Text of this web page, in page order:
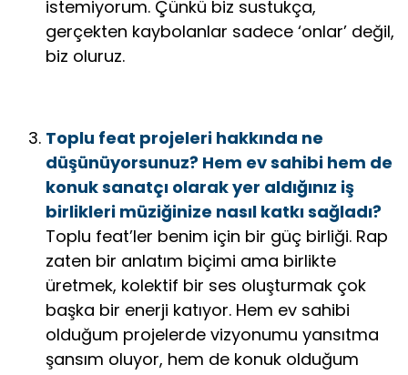
istemiyorum. Çünkü biz sustukça,
gerçekten kaybolanlar sadece ‘onlar’ değil,
biz oluruz.
Toplu feat projeleri hakkında ne
düşünüyorsunuz? Hem ev sahibi hem de
konuk sanatçı olarak yer aldığınız iş
birlikleri müziğinize nasıl katkı sağladı?
Toplu feat’ler benim için bir güç birliği. Rap
zaten bir anlatım biçimi ama birlikte
üretmek, kolektif bir ses oluşturmak çok
başka bir enerji katıyor. Hem ev sahibi
olduğum projelerde vizyonumu yansıtma
şansım oluyor, hem de konuk olduğum